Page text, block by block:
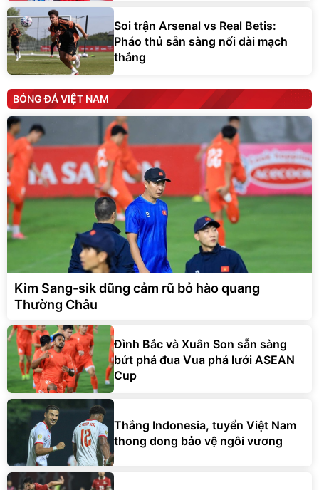
Soi trận Arsenal vs Real Betis:
Pháo thủ sẵn sàng nối dài mạch
thắng
BÓNG ĐÁ VIỆT NAM
Kim Sang-sik dũng cảm rũ bỏ hào quang
Thường Châu
Đình Bắc và Xuân Son sẵn sàng
bứt phá đua Vua phá lưới ASEAN
Cup
Thắng Indonesia, tuyển Việt Nam
thong dong bảo vệ ngôi vương